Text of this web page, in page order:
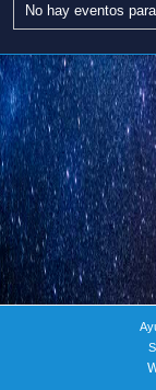
No hay eventos